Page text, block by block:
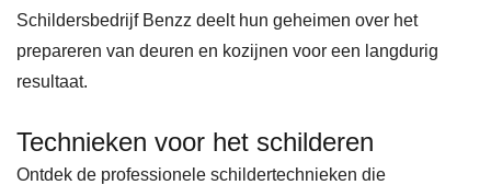
Schildersbedrijf Benzz deelt hun geheimen over het
prepareren van deuren en kozijnen voor een langdurig
resultaat.
Technieken voor het schilderen
Ontdek de professionele schildertechnieken die